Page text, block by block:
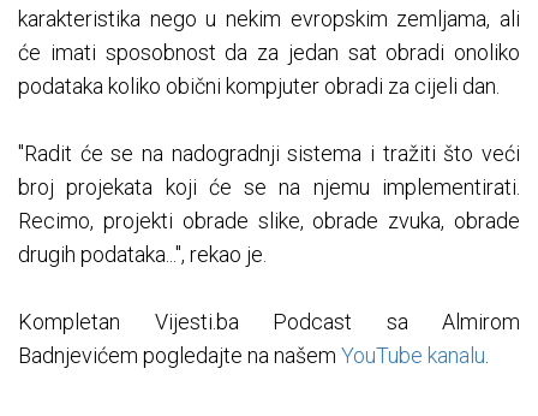
karakteristika nego u nekim evropskim zemljama, ali
će imati sposobnost da za jedan sat obradi onoliko
podataka koliko obični kompjuter obradi za cijeli dan.
"Radit će se na nadogradnji sistema i tražiti što veći
broj projekata koji će se na njemu implementirati.
Recimo, projekti obrade slike, obrade zvuka, obrade
drugih podataka...", rekao je.
Kompletan Vijesti.ba Podcast sa Almirom
Badnjevićem pogledajte na našem YouTube kanalu.